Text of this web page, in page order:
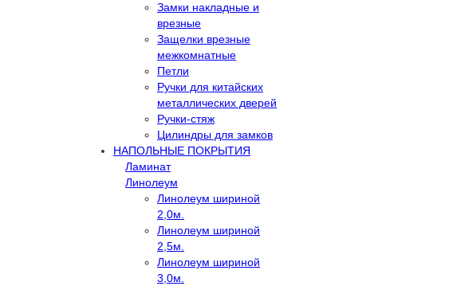
Замки накладные и
врезные
Защелки врезные
межкомнатные
Петли
Ручки для китайских
металлических дверей
Ручки-стяж
Цилиндры для замков
НАПОЛЬНЫЕ ПОКРЫТИЯ
Ламинат
Линолеум
Линолеум шириной
2,0м.
Линолеум шириной
2,5м.
Линолеум шириной
3,0м.